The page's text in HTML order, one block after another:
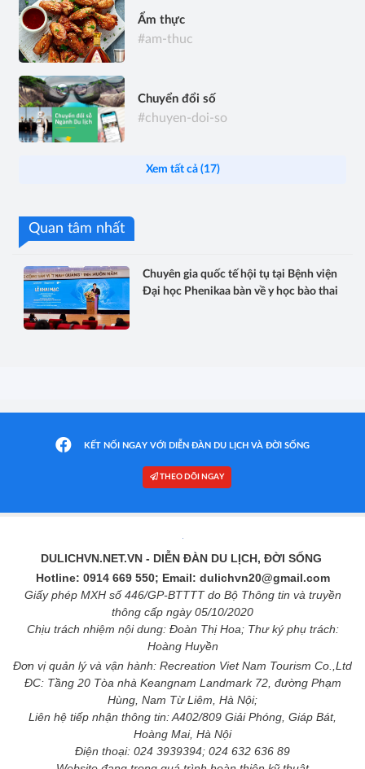
Ẩm thực
#am-thuc
Chuyển đổi số
#chuyen-doi-so
Xem tất cả (17)
Quan tâm nhất
Chuyên gia quốc tế hội tụ tại Bệnh viện
Đại học Phenikaa bàn về y học bào thai
KẾT NỐI NGAY VỚI DIỄN ĐÀN DU LỊCH VÀ ĐỜI SỐNG
THEO DÕI NGAY
DULICHVN.NET.VN- DIỄN ĐÀN DU LỊCH, ĐỜI SỐNG
Hotline: 0914 669 550; Email: dulichvn20@gmail.com
Giấy phép MXH số 446/GP-BTTTT do Bộ Thông tin và truyền
thông cấp ngày 05/10/2020
Chịu trách nhiệm nội dung: Đoàn Thị Hoa; Thư ký phụ trách:
Hoàng Huyền
Đơn vị quản lý và vận hành: Recreation Viet Nam Tourism Co.,Ltd
ĐC: Tầng 20 Tòa nhà Keangnam Landmark 72, đường Phạm
Hùng, Nam Từ Liêm, Hà Nội;
Liên hệ tiếp nhận thông tin: A402/809 Giải Phóng, Giáp Bát,
Hoàng Mai, Hà Nội
Điện thoại: 024 3939394; 024 632 636 89